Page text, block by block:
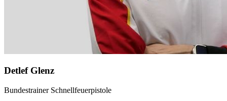
Detlef Glenz
Bundestrainer Schnellfeuerpistole